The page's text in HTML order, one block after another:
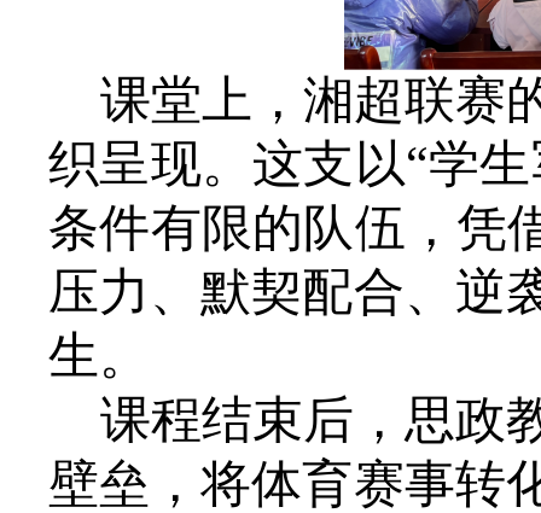
课堂上，湘超联赛
织呈现。这支以“学
条件有限的队伍，凭
压力、默契配合、逆
生。
课程结束后，思政
壁垒，将体育赛事转